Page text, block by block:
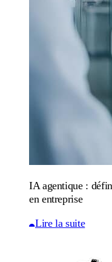
IA agentique :
en entreprise
Lire la suite